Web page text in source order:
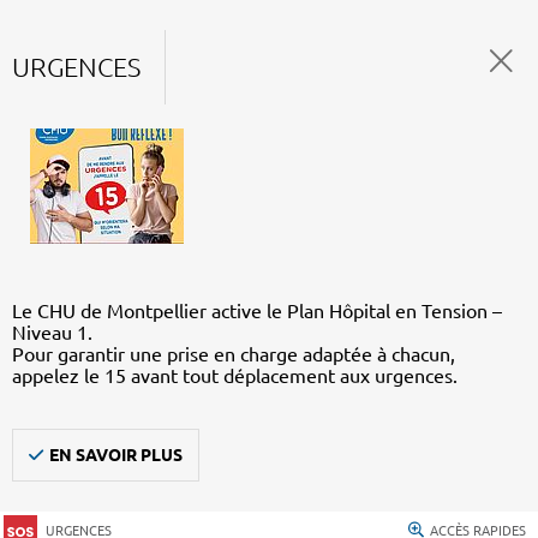
URGENCES
Le CHU de Montpellier active le Plan Hôpital en Tension –
Niveau 1.
Pour garantir une prise en charge adaptée à chacun,
appelez le 15 avant tout déplacement aux urgences.
EN SAVOIR PLUS
URGENCES ACCÈS RAPIDES